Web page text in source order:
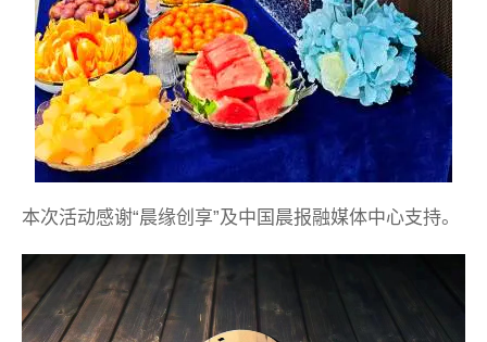
本次活动感谢“晨缘创享”及中国晨报融媒体中心支持。